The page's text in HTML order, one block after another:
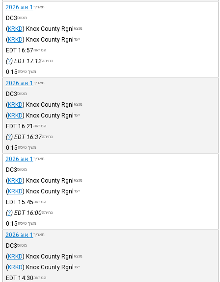
תאריך 1 אוג 2026
מטוסDC3
מוצא Knox County Rgnl
(KRKD)
יעד Knox County Rgnl
(KRKD)
המראה16:57
EDT
נחיתה17:12
EDT
(
?
)
משך טיסה0:15
תאריך 1 אוג 2026
מטוסDC3
מוצא Knox County Rgnl
(KRKD)
יעד Knox County Rgnl
(KRKD)
המראה 16:21
EDT
נחיתה16:37
EDT
(
?
)
משך טיסה0:15
תאריך 1 אוג 2026
מטוסDC3
מוצא Knox County Rgnl
(KRKD)
יעד Knox County Rgnl
(KRKD)
המראה15:45
EDT
נחיתה16:00
EDT
(
?
)
משך טיסה0:15
תאריך 1 אוג 2026
מטוסDC3
מוצא Knox County Rgnl
(KRKD)
יעד Knox County Rgnl
(KRKD)
המראה14:30
EDT